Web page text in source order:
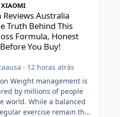
XIAOMI
Reviews Australia
Truth Behind This
Formula, Honest
You Buy!
· 12 horas atrás
Weight management is
by millions of people
world. While a balanced
exercise remain the